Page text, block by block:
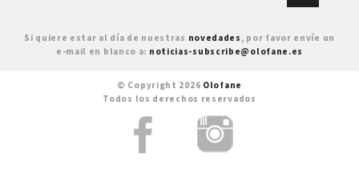
Si quiere estar al día de nuestras novedades , por favor envíe un
e-mail en blanco a: noticias-subscribe@olofane.es
© Copyright 2026 Olofane
Todos los derechos reservados